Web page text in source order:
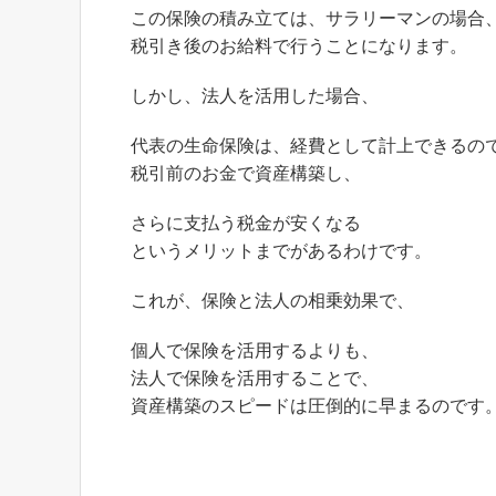
この保険の積み立ては、サラリーマンの場合、
税引き後のお給料で行うことになります。
しかし、法人を活用した場合、
代表の生命保険は、経費として計上できるの
税引前のお金で資産構築し、
さらに支払う税金が安くなる
というメリットまでがあるわけです。
これが、保険と法人の相乗効果で、
個人で保険を活用するよりも、
法人で保険を活用することで、
資産構築のスピードは圧倒的に早まるのです。